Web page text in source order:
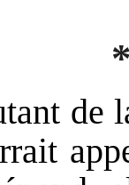
de